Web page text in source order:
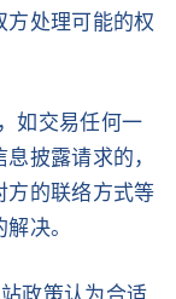
方处理可能的权
如交易任何一
披露请求的，
方的联络方式等
决。
政策认为合适